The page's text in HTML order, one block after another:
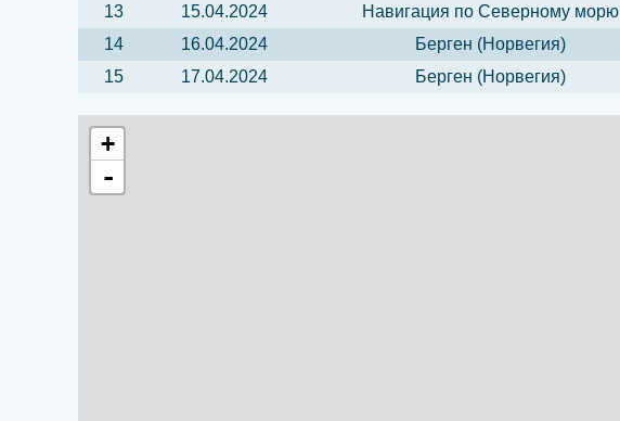
13
15.04.2024 Навигация по Северному морю
14
16.04.2024 Берген (Норвегия)
15
17.04.2024 Берген (Норвегия)
+
-